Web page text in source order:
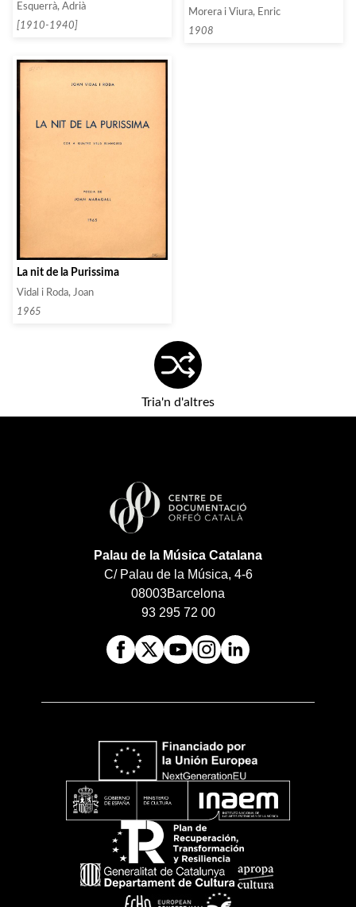
Esquerrà, Adrià
[1910-1940]
Morera i Viura, Enric
1908
La nit de la Purissima
Vidal i Roda, Joan
1965
Tria'n d'altres
Palau de la Música Catalana
C/ Palau de la Música, 4-6
08003Barcelona
93 295 72 00